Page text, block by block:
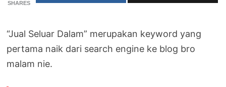
SHARES
“Jual Seluar Dalam” merupakan keyword yang
pertama naik dari search engine ke blog bro
malam nie.